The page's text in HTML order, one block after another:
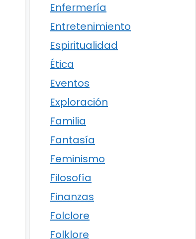
Enfermería
Entretenimiento
Espiritualidad
Ética
Eventos
Exploración
Familia
Fantasía
Feminismo
Filosofía
Finanzas
Folclore
Folklore